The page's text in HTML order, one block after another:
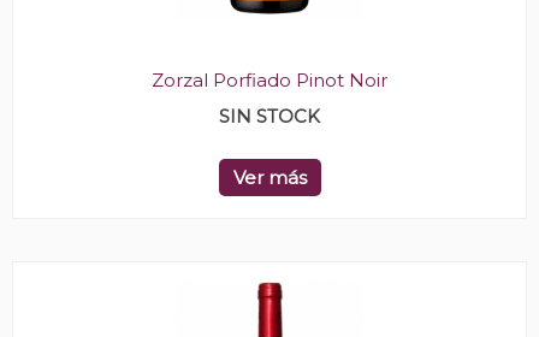
Zorzal Porfiado Pinot Noir
SIN STOCK
Ver más